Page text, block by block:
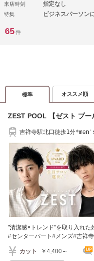
来店時刻 指定なし
特集 ビジネスパーソン
65件
標準 オススメ順
ZEST POOL 【ゼスト プー
吉祥寺駅北口徒歩1分
"清潔感×トレンド"を取り入れた
#センターパート#メンズ#吉祥寺
カット ￥4,400～